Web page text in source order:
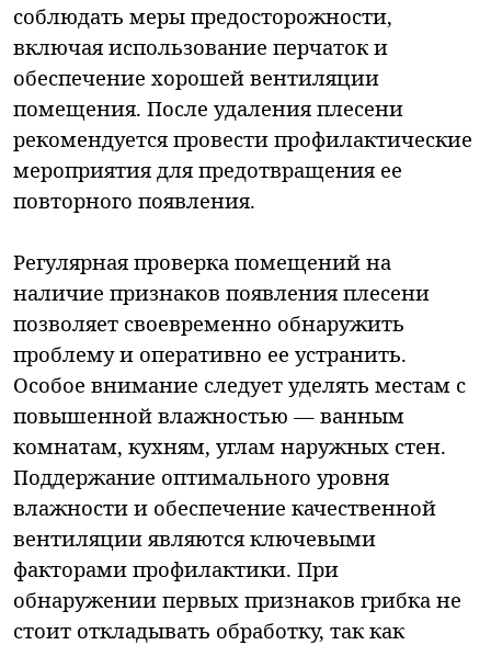
соблюдать меры предосторожности,
включая использование перчаток и
обеспечение хорошей вентиляции
помещения. После удаления плесени
рекомендуется провести профилактические
мероприятия для предотвращения ее
повторного появления.
Регулярная проверка помещений на
наличие признаков появления плесени
позволяет своевременно обнаружить
проблему и оперативно ее устранить.
Особое внимание следует уделять местам с
повышенной влажностью — ванным
комнатам, кухням, углам наружных стен.
Поддержание оптимального уровня
влажности и обеспечение качественной
вентиляции являются ключевыми
факторами профилактики. При
обнаружении первых признаков грибка не
стоит откладывать обработку, так как